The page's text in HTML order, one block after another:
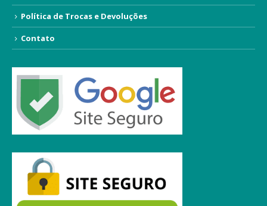
Política de Trocas e Devoluções
Contato